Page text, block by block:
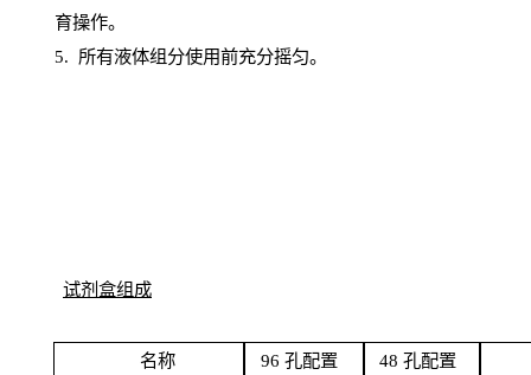
育操作。
5. 所有液体组分使用前充分摇匀。
试剂盒组成
名称 96 孔配置 48 孔配置